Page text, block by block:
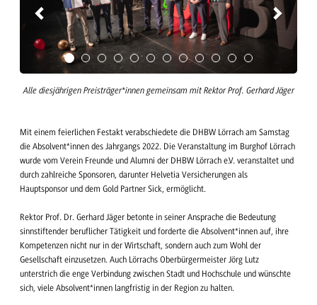
Alle diesjährigen Preisträger*innen gemeinsam mit Rektor Prof. Gerhard Jäger
Mit einem feierlichen Festakt verabschiedete die DHBW Lörrach am Samstag
die Absolvent*innen des Jahrgangs 2022. Die Veranstaltung im Burghof Lörrach
wurde vom Verein Freunde und Alumni der DHBW Lörrach e.V. veranstaltet und
durch zahlreiche Sponsoren, darunter Helvetia Versicherungen als
Hauptsponsor und dem Gold Partner Sick, ermöglicht.
Rektor Prof. Dr. Gerhard Jäger betonte in seiner Ansprache die Bedeutung
sinnstiftender beruflicher Tätigkeit und forderte die Absolvent*innen auf, ihre
Kompetenzen nicht nur in der Wirtschaft, sondern auch zum Wohl der
Gesellschaft einzusetzen. Auch Lörrachs Oberbürgermeister Jörg Lutz
unterstrich die enge Verbindung zwischen Stadt und Hochschule und wünschte
sich, viele Absolvent*innen langfristig in der Region zu halten.